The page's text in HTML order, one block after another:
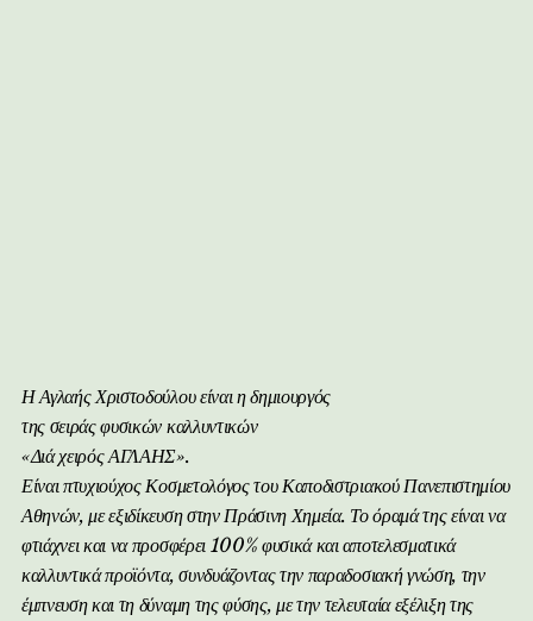
Η Αγλαής Χριστοδούλου είναι η δημιουργός
της σειράς φυσικών καλλυντικών
«Διά χειρός ΑΓΛΑΗΣ».
Είναι πτυχιούχος Κοσμετολόγος του Καποδιστριακού Πανεπιστημίου
Αθηνών, με εξιδίκευση στην Πράσινη Χημεία. Το όραμά της είναι να
φτιάχνει και να προσφέρει 100% φυσικά και αποτελεσματικά
καλλυντικά προϊόντα, συνδυάζοντας την παραδοσιακή γνώση, την
έμπνευση και τη δύναμη της φύσης, με την τελευταία εξέλιξη της